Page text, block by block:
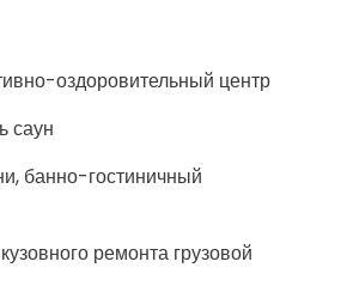
оздоровительный центр
саун
банно-гостиничный
ремонта грузовой